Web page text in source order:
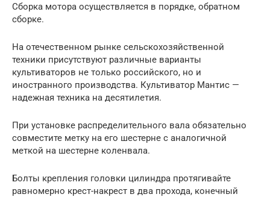
Сборка мотора осуществляется в порядке, обратном
сборке.
На отечественном рынке сельскохозяйственной
техники присутствуют различные варианты
культиваторов не только российского, но и
иностранного производства. Культиватор Мантис —
надежная техника на десятилетия.
При установке распределительного вала обязательно
совместите метку на его шестерне с аналогичной
меткой на шестерне коленвала.
Болты крепления головки цилиндра протягивайте
равномерно крест-накрест в два прохода, конечный